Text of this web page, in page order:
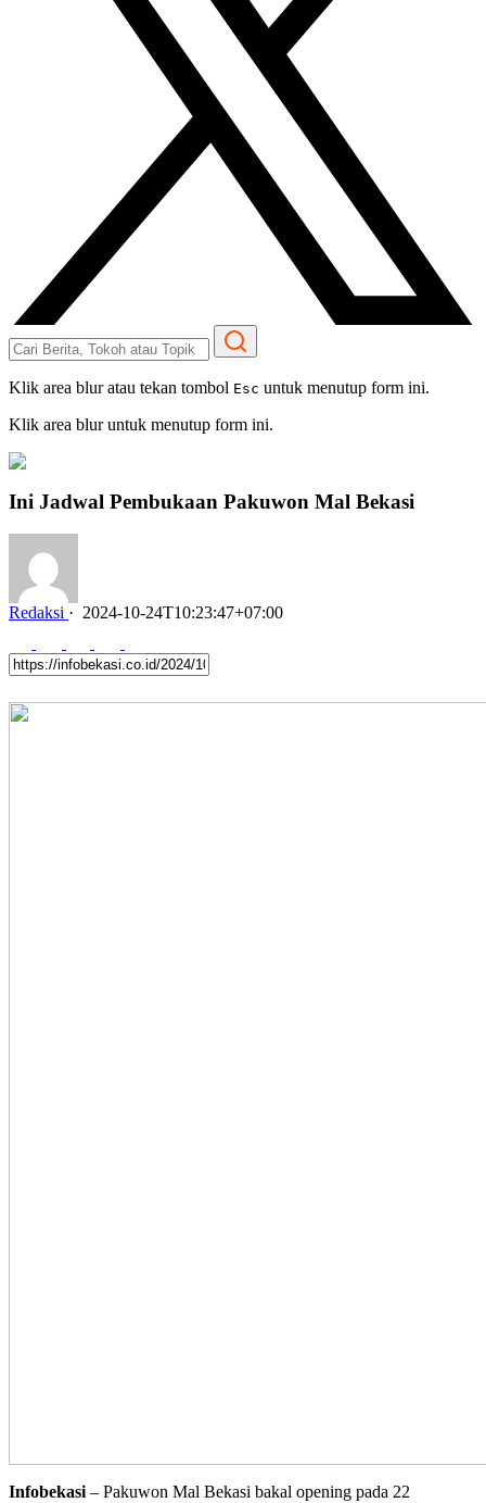
Klik area blur atau tekan tombol Esc untuk menutup form ini.
Klik area blur untuk menutup form ini.
Ini Jadwal Pembukaan Pakuwon Mal Bekasi
Redaksi · 2024-10-24T10:23:47+07:00
Infobekasi– Pakuwon Mal Bekasi bakal opening pada 22